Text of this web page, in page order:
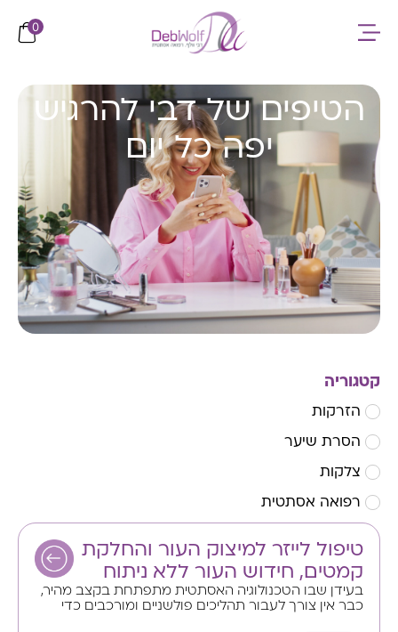
0
הטיפים של דבי להרגיש
יפה כל יום
קטגוריה
הזרקות
הסרת שיער
צלקות
רפואה אסתטית
טיפול לייזר למיצוק העור והחלקת
קמטים, חידוש העור ללא ניתוח
בעידן שבו הטכנולוגיה האסתטית מתפתחת בקצב מהיר,
כבר אין צורך לעבור תהליכים פולשניים ומורכבים כדי